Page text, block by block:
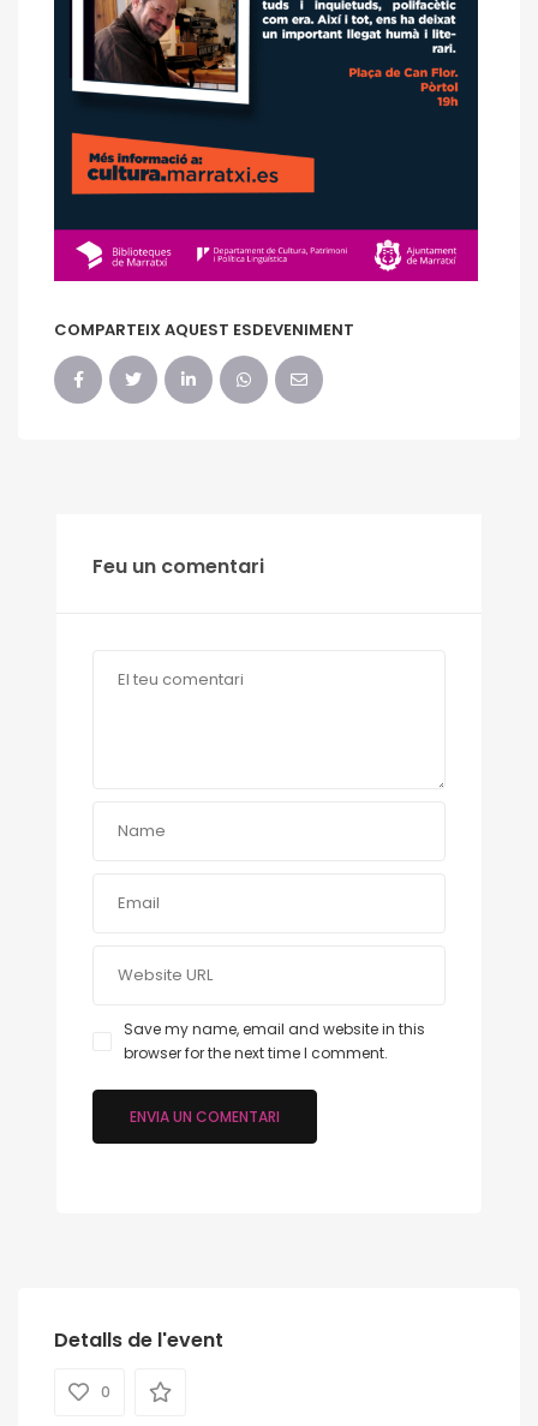
COMPARTEIX AQUEST ESDEVENIMENT
Feu un comentari
Save my name, email and website in this
browser for the next time I comment.
Detalls de l'event
0